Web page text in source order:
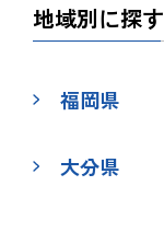
地域別に探す
福岡県
大分県